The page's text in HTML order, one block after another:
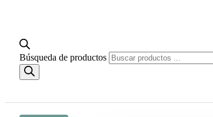
Búsqueda de productos